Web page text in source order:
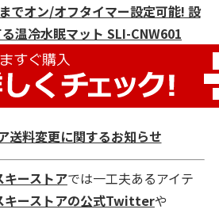
でオン/オフタイマー設定可能! 設
温冷水眠マット SLI-CNW601
送料変更に関するお知らせ
キーストアでは一工夫あるアイテ
キーストアの公式Twitterや